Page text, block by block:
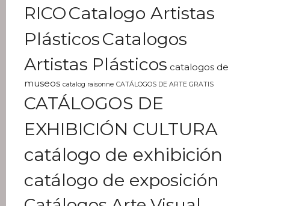
RICOCatalogo Artistas
PlásticosCatalogos
Artistas Plásticos catalogos de
museos catalog raisonne CATÁLOGOS DE ARTE GRATIS
CATÁLOGOS DE
EXHIBICIÓN CULTURA
catálogo de exhibición
catálogo de exposición